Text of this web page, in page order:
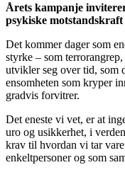
Årets kampanje
psykiske
Det kommer dager som
styrke – som
utvikler seg over tid, som
ensomheten som kryper
gradvis forvitrer.
Det eneste vi vet, er at
uro og usikkerhet, i
krav til hvordan vi tar
enkeltpersoner og som